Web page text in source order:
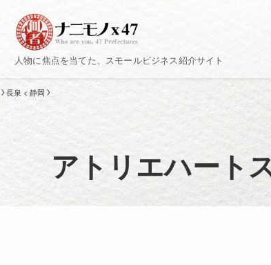
人物に焦点を当てた、スモールビジネス紹介サイト
長泉 < 静岡
アトリエハート